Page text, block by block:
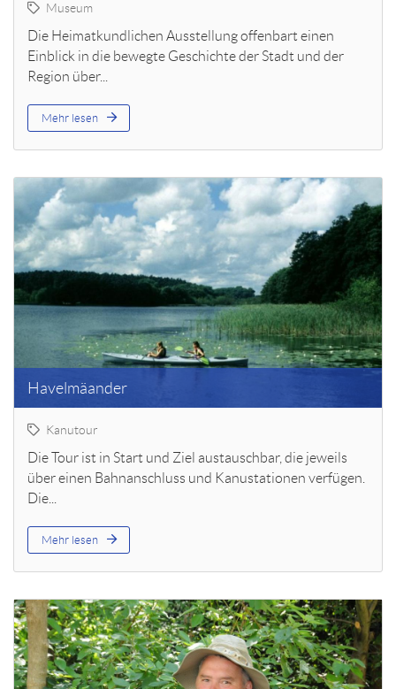
Museum
Die Heimatkundlichen Ausstellung offenbart einen
Einblick in die bewegte Geschichte der Stadt und der
Region über...
Mehr lesen
Havelmäander
Kanutour
Die Tour ist in Start und Ziel austauschbar, die jeweils
über einen Bahnanschluss und Kanustationen verfügen.
Die...
Mehr lesen